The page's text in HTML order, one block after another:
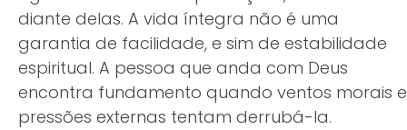
diante delas. A vida íntegra não é uma
garantia de facilidade, e sim de estabilidade
espiritual. A pessoa que anda com Deus
encontra fundamento quando ventos morais e
pressões externas tentam derrubá-la.